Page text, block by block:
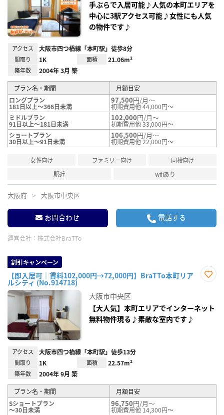
録
手ぶらで入居可能♪人気の本町エリアを
中心に3駅アクセス可能♪女性にも人気
の物件です♪
アクセス 大阪市四つ橋線「本町駅」徒歩8分
間取り 1K 面積 21.06m²
築年数 2004年 3月 築
プラン名・期間
月額目安
ロングプラン
181日以上～366日未満
97,500円/月～
初期費用他 44,000円～
ミドルプラン
91日以上～181日未満
102,000円/月～
初期費用他 33,000円～
ショートプラン
30日以上～91日未満
106,500円/月～
初期費用他 22,000円～
女性向け ファミリー向け
同棲向け
駅近
wifiあり
大阪府 大阪市中央区
お問合わせ 電話する
運営会社： 株式会社BraTTo
割引キャンペーン
【即入居可｜賃料102,000円→72,000円】BraTTo本町リア
ルシティ (No.914718)
録
大阪市中央区
【大人気】本町エリアでインターネット
無料物件現る♪素敵な室内です♪
アクセス 大阪市四つ橋線「本町駅」徒歩13分
間取り 1K 面積 22.57m²
築年数 2004年 9月 築
プラン名・期間
月額目安
Sショートプラン
～30日未満
96,750円/月～
初期費用他 14,300円～